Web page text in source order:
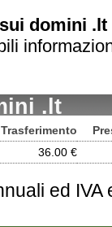
domini .lt
.lt
Trasferimento
36.00 €
ed IVA